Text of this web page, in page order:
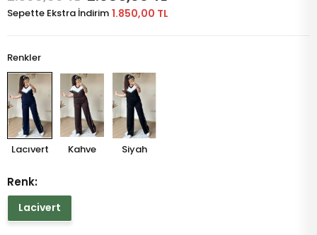
Sepette Ekstra İndirim 1.850,00 TL
Renkler
Lacıvert Kahve Siyah
Renk:
Lacivert